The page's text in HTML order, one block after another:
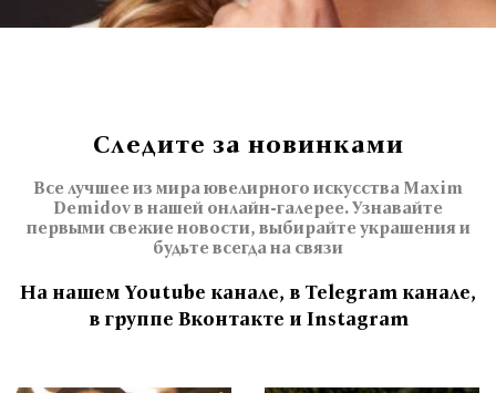
Следите за новинками
Все лучшее из мира ювелирного искусства Maxim
Demidov в нашей онлайн-галерее. Узнавайте
первыми свежие новости, выбирайте украшения и
будьте всегда на связи
На нашем Youtube канале, в Telegram канале,
в группе Вконтакте и Instagram